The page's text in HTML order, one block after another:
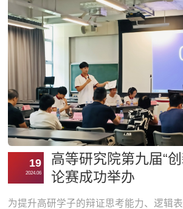
彩毕业论文汇报。袁磊主任在致辞中表
开展交叉学科创新人才培养和科学研究
动我校跨学科创新人才培养、基础科学...
19
2024.06
高等研究院第九届“
论赛成功举办
为提升高研学子的辩证思考能力、逻辑